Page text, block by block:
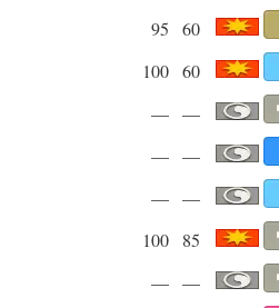
60
95
60
100
—
—
—
—
—
—
85
100
—
—